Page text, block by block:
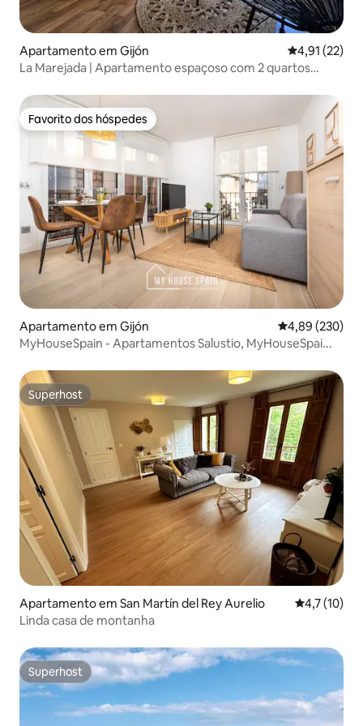
Apartamento em Gijón Classificação
4,91 (22)
La Marejada | Apartamento espaçoso com 2 quartos
Favorito dos hóspedes
Favorito dos hóspedes
Apartamento em Gijón Classificação
4,89 (230)
MyHouseSpain - Apartamentos Salustio, MyHouseSpai...
Superhost
Superhost
Apartamento em San Martín del Rey Aurelio
4,7 (10)
Linda casa de montanha
Superhost
Superhost